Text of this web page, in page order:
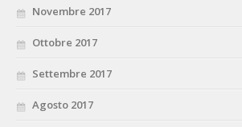
Novembre 2017
Ottobre 2017
Settembre 2017
Agosto 2017